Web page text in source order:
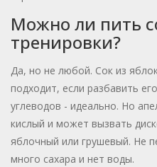
Можно ли пить
тренировки?
Да, но не любой. Сок из
подходит, если разбавить
углеводов - идеально. Но
кислый и может вызвать
яблочный или грушевый. Не
много сахара и нет воды.